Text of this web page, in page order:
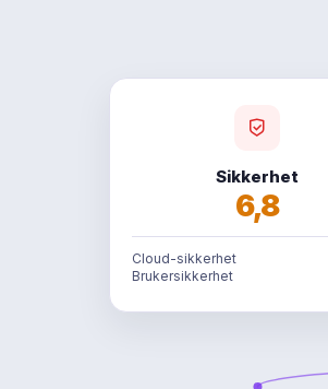
Sikkerhet
6,8
Cloud-sikkerhet
Brukersikkerhet